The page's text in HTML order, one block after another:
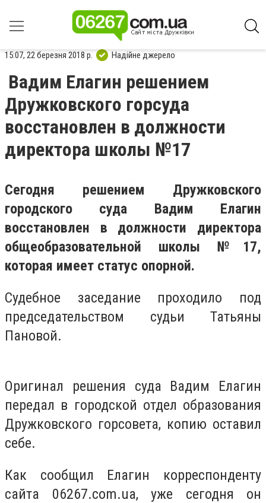
15:07, 22 березня 2018 р. Надійне джерело
Вадим Елагин решением
Дружковского горсуда
восстановлен в должности
директора школы №17
Сегодня решением Дружковского
городского суда Вадим Елагин
восстановлен в должности директора
общеобразовательной школы №17,
которая имеет статус опорной.
Судебное заседание проходило под
председательством судьи Татьяны
Пановой.
Оригинал решения суда Вадим Елагин
передал в городской отдел образования
Дружковского горсовета, копию оставил
себе.
Как сообщил Елагин корреспонденту
сайта 06267.com.ua, уже сегодня он